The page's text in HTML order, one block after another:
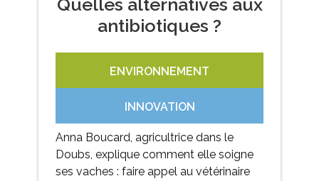
Quelles alternatives aux
antibiotiques ?
ENVIRONNEMENT
INNOVATION
Anna Boucard, agricultrice dans le
Doubs, explique comment elle soigne
ses vaches : faire appel au vétérinaire